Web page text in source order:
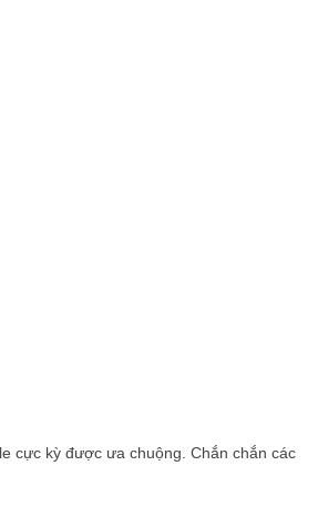
cực kỳ được ưa chuộng. Chắn chắn các